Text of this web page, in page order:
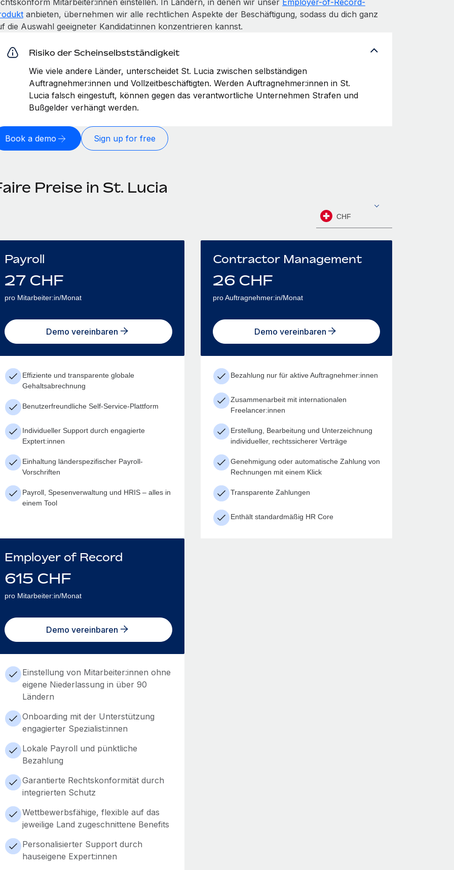
Mitarbeiter:innen einstellen. In Ländern, in denen wir unser Employer-of-Record-
anbieten, übernehmen wir alle rechtlichen Aspekte der Beschäftigung, sodass du dich ganz
die Auswahl geeigneter Kandidat:innen konzentrieren kannst.
Risiko der Scheinselbstständigkeit
Wie viele andere Länder, unterscheidet St. Lucia zwischen selbständigen
Auftragnehmer:innen und Vollzeitbeschäftigten. Werden Auftragnehmer:innen in St.
Lucia falsch eingestuft, können gegen das verantwortliche Unternehmen Strafen und
Bußgelder verhängt werden.
Book a demo Sign up for free
Preise in St. Lucia
CHF
Payroll
27 CHF
pro Mitarbeiter:in/Monat
Demo vereinbaren
Effiziente und transparente globale
Gehaltsabrechnung
Benutzerfreundliche Self-Service-Plattform
Individueller Support durch engagierte
Exptert:innen
Einhaltung länderspezifischer Payroll-
Vorschriften
Payroll, Spesenverwaltung und HRIS – alles in
einem Tool
Contractor Management
26 CHF
pro Auftragnehmer:in/Monat
Demo vereinbaren
Bezahlung nur für aktive Auftragnehmer:innen
Zusammenarbeit mit internationalen
Freelancer:innen
Erstellung, Bearbeitung und Unterzeichnung
individueller, rechtssicherer Verträge
Genehmigung oder automatische Zahlung von
Rechnungen mit einem Klick
Transparente Zahlungen
Enthält standardmäßig HR Core
Employer of Record
615 CHF
pro Mitarbeiter:in/Monat
Demo vereinbaren
Einstellung von Mitarbeiter:innen ohne
eigene Niederlassung in über 90
Ländern
Onboarding mit der Unterstützung
engagierter Spezialist:innen
Lokale Payroll und pünktliche
Bezahlung
Garantierte Rechtskonformität durch
integrierten Schutz
Wettbewerbsfähige, flexible auf das
jeweilige Land zugeschnittene Benefits
Personalisierter Support durch
hauseigene Expert:innen